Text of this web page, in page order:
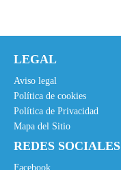
LEGAL
Aviso legal
Política de cookies
Política de Privacidad
Mapa del Sitio
REDES SOCIALES
Facebook